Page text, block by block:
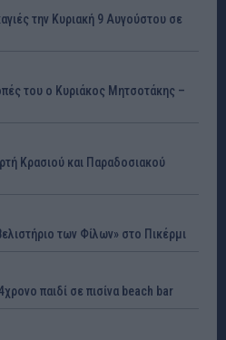
την Κυριακή 9 Αυγούστου σε
του ο Κυριάκος Μητσοτάκης –
Κρασιού και Παραδοσιακού
των Φίλων» στο Πικέρμι
παιδί σε πισίνα beach bar